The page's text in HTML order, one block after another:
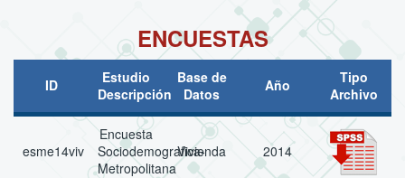
ENCUESTAS
ID
Estudio
Descripción
Base de
Datos
Año
Tipo
Archivo
esme14viv
Encuesta
Sociodemografica-
Metropolitana
Vivienda 2014